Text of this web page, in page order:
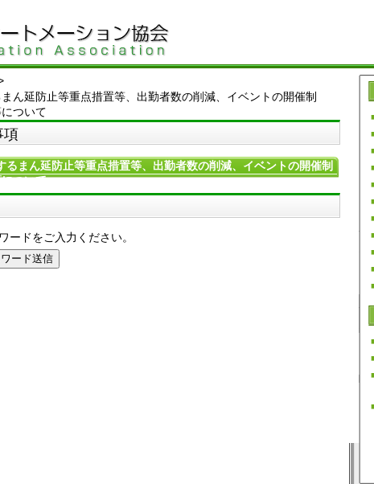
ん延防止等重点措置等、出勤者数の削減、イベントの開催制
ついて
項
まん延防止等重点措置等、出勤者数の削減、イベントの開催制
ついて
ードをご入力ください。